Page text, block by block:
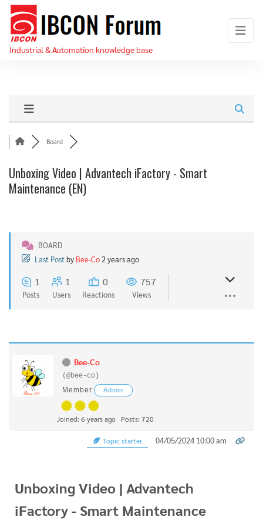
Skip
the
content
Industrial & Automation knowledge base
Board
Unboxing Video | Advantech iFactory - Smart
Maintenance (EN)
BOARD
Last Postby Bee-Co2 years ago
1
Posts
1
Users
0
Reactions
757
Views
Bee-Co
(@bee-co)
Member
Admin
Joined: 6 years ago Posts: 720
Topic starter 04/05/2024 10:00 am
Unboxing Video | Advantech
iFactory - Smart Maintenance